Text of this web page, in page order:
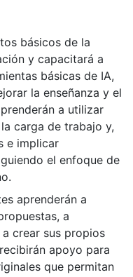
básicos de la
y capacitará a
básicas de IA,
la enseñanza y el
a utilizar
carga de trabajo y,
e implicar
el enfoque de
aprenderán a
a
crear sus propios
apoyo para
que permitan